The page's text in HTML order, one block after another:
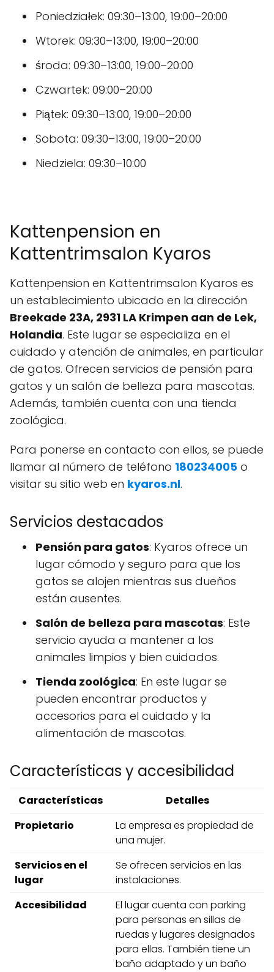
Poniedziałek: 09:30–13:00, 19:00–20:00
Wtorek: 09:30–13:00, 19:00–20:00
środa: 09:30–13:00, 19:00–20:00
Czwartek: 09:00–20:00
Piątek: 09:30–13:00, 19:00–20:00
Sobota: 09:30–13:00, 19:00–20:00
Niedziela: 09:30–10:00
Kattenpension en
Kattentrimsalon Kyaros
Kattenpension en Kattentrimsalon Kyaros es
un establecimiento ubicado en la dirección
Breekade 23A, 2931 LA Krimpen aan de Lek,
Holandia. Este lugar se especializa en el
cuidado y atención de animales, en particular
de gatos. Ofrecen servicios de pensión para
gatos y un salón de belleza para mascotas.
Además, también cuenta con una tienda
zoológica.
Para ponerse en contacto con ellos, se puede
llamar al número de teléfono 180234005 o
visitar su sitio web en kyaros.nl.
Servicios destacados
Pensión para gatos: Kyaros ofrece un
lugar cómodo y seguro para que los
gatos se alojen mientras sus dueños
están ausentes.
Salón de belleza para mascotas: Este
servicio ayuda a mantener a los
animales limpios y bien cuidados.
Tienda zoológica: En este lugar se
pueden encontrar productos y
accesorios para el cuidado y la
alimentación de mascotas.
Características y accesibilidad
Características
Detalles
Propietario
La empresa es propiedad de
una mujer.
Servicios en el
lugar
Se ofrecen servicios en las
instalaciones.
Accesibilidad
El lugar cuenta con parking
para personas en sillas de
ruedas y lugares designados
para ellas. También tiene un
baño adaptado y un baño